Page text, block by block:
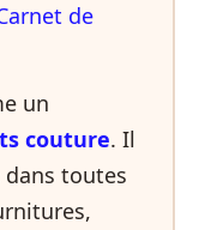
de
un
couture. Il
toutes